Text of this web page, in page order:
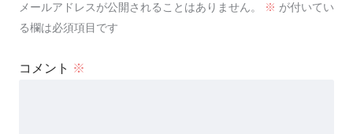
メールアドレスが公開されることはありません。 ※ が付いてい
る欄は必須項目です
コメント ※